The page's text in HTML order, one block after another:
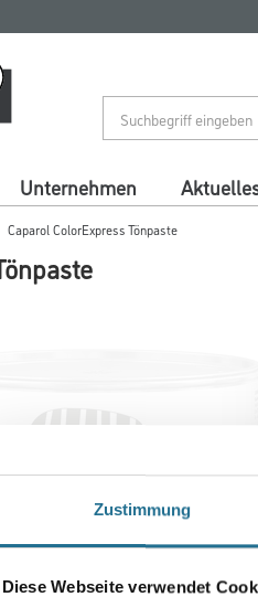
Zustimmung
Diese Webseite verwendet
Unternehmen
Caparol ColorExpress Tönpaste